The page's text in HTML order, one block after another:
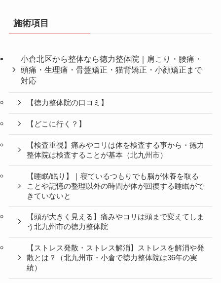
施術項目
小倉北区から整体なら徳力整体院｜肩こり・腰痛・
頭痛・生理痛・骨盤矯正・猫背矯正・小顔矯正まで
対応
【徳力整体院の口コミ】
【どこに行く？】
【検査重視】痛みやコリは体を検査する事から・徳力
整体院は検査することが基本（北九州市）
【睡眠/眠り】｜寝ているつもりでも脳が休養を取る
ことや記憶の整理以外の時間が体が回復する睡眠がで
きていないと
【頭が大きく見える】痛みやコリは頭まで変えてしま
う北九州市の徳力整体院
【ストレス発散・ストレス解消】ストレスを解消や発
散とは？（北九州市・小倉で徳力整体院は36年の実
績）